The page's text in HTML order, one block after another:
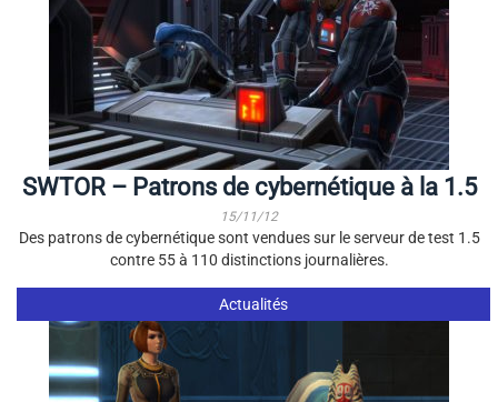
SWTOR – Patrons de cybernétique à la 1.5
15/11/12
Des patrons de cybernétique sont vendues sur le serveur de test 1.5
contre 55 à 110 distinctions journalières.
Actualités